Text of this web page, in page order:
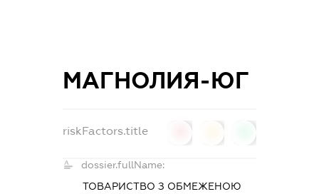
МАГНОЛИЯ-ЮГ
riskFactors.title
dossier.fullName:
ТОВАРИСТВО З ОБМЕЖЕНОЮ